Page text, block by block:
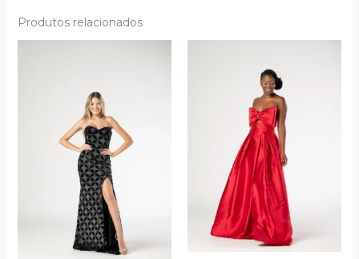
Produtos relacionados